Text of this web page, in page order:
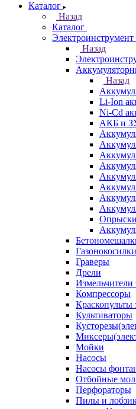
Каталог
Назад
Каталог
Электроинструмент
Назад
Назад
Li-Ion
Ni-Cd
АКБ и
Газонокосилки
Граверы
Дрели
Измельчители
Компрессоры
Краскопульты
Культиваторы
Мойки
Насосы
Насосы
Отбойные
Перфораторы
Пилы и